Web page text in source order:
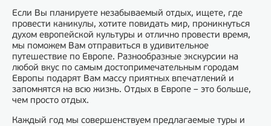
Если Вы планируете незабываемый отдых, ищете, где
провести каникулы, хотите повидать мир, проникнуться
духом европейской культуры и отлично провести время,
мы поможем Вам отправиться в удивительное
путешествие по Европе. Разнообразные экскурсии на
любой вкус по самым достопримечательным городам
Европы подарят Вам массу приятных впечатлений и
запомнятся на всю жизнь. Отдых в Европе – это больше,
чем просто отдых.
Каждый год мы совершенствуем предлагаемые туры и